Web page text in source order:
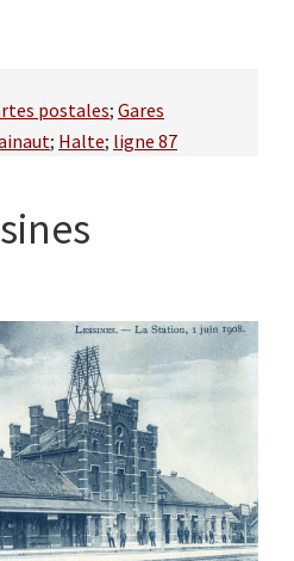
postales; Gares
; Halte; ligne 87